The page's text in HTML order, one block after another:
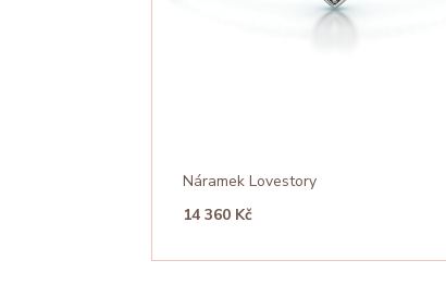
Náramek Lovestory
14 360 Kč